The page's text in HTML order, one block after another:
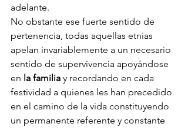
adelante.
No obstante ese fuerte sentido de
pertenencia, todas aquellas etnias
apelan invariablemente a un necesario
sentido de supervivencia apoyándose
en la familia y recordando en cada
festividad a quienes les han precedido
en el camino de la vida constituyendo
un permanente referente y constante